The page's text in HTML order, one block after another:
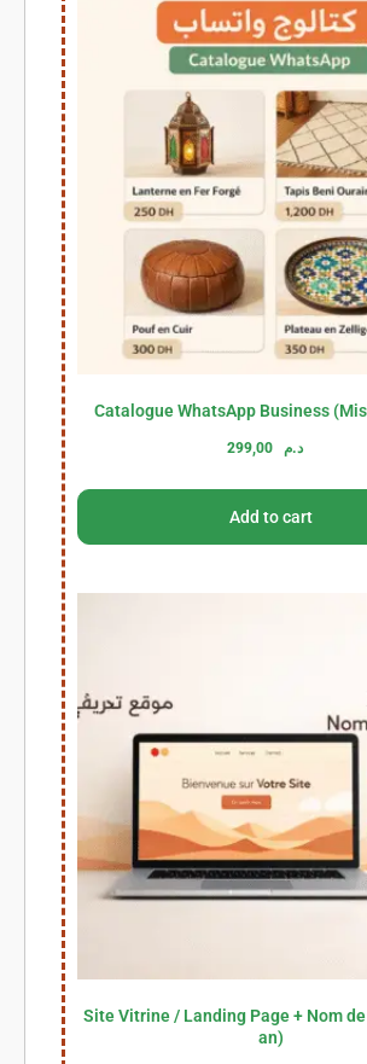
Catalogue WhatsApp Business
299,00 د.م
Add to cart
Site Vitrine / Landing Page + Nom
an)